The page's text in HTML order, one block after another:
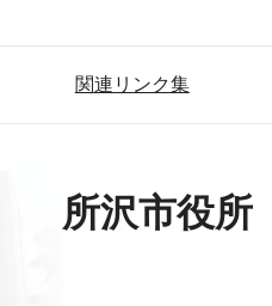
関連リンク集
所沢市役所